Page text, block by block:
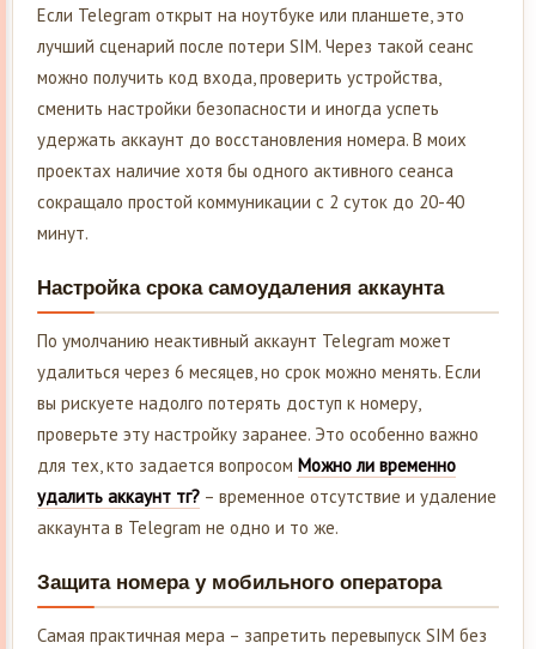
Если Telegram открыт на ноутбуке или планшете, это
лучший сценарий после потери SIM. Через такой сеанс
можно получить код входа, проверить устройства,
сменить настройки безопасности и иногда успеть
удержать аккаунт до восстановления номера. В моих
проектах наличие хотя бы одного активного сеанса
сокращало простой коммуникации с 2 суток до 20-40
минут.
Настройка срока самоудаления аккаунта
По умолчанию неактивный аккаунт Telegram может
удалиться через 6 месяцев, но срок можно менять. Если
вы рискуете надолго потерять доступ к номеру,
проверьте эту настройку заранее. Это особенно важно
для тех, кто задается вопросом Можно ли временно
удалить аккаунт тг? – временное отсутствие и удаление
аккаунта в Telegram не одно и то же.
Защита номера у мобильного оператора
Самая практичная мера – запретить перевыпуск SIM без